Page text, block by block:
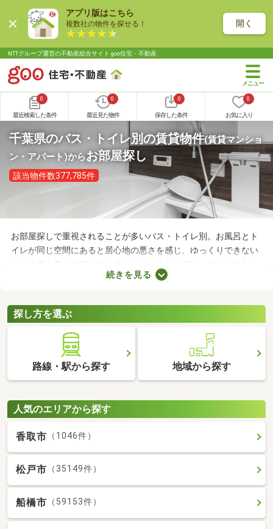
アプリ版はこちら
複数社の物件を探せる！ 開く
NTTグループ運営の不動産総合サイト goo住宅・不動産
0
最近検索した条件
0
最近見た物件
0
保存した条件
0
お気に入り
千葉県のバス・トイレ別の賃貸物件(賃貸マンショ
ン・アパート)からお部屋探し
該当物件数377,785件
お部屋探しで重視されることが多いバス・トイレ別。お風呂とト
イレが同じ空間にあると居心地の悪さを感じ、ゆっくりできない
という方も多いのではないでしょうか？ここでは、ストレスなく
快適に暮らせるバス・トイレ別の物件を紹介します。バス・トイ
してみてくださいね。
続きを見る
探し方を選ぶ
路線・駅から探す 地域から探す
人気のエリアから探す
香取市 （1046件）
松戸市 （35149件）
船橋市 （59153件）